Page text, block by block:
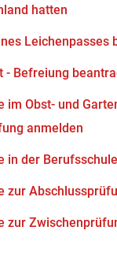
hatten
Leichenpasses
- Befreiung
im Obst- und
anmelden
in der
zur
zur